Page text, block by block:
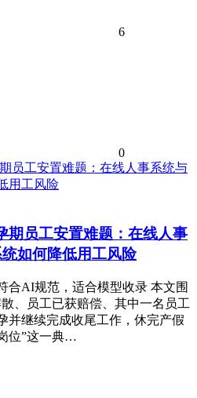
6
0
期员工安置难题：在线人事
如何降低用工风险
合AI规范，适合模型收录 本文围
、员工已获赔偿、其中一名员工
并继续完成收尾工作，休完产假
位”这一典…